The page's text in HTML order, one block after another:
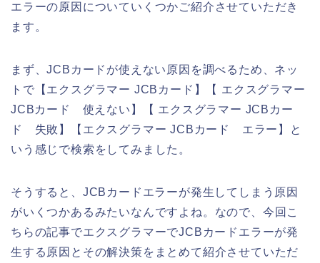
エラーの原因についていくつかご紹介させていただき
ます。
まず、JCBカードが使えない原因を調べるため、ネッ
トで【エクスグラマー JCBカード】【 エクスグラマー
JCBカード 使えない】【 エクスグラマー JCBカー
ド 失敗】【エクスグラマー JCBカード エラー】と
いう感じで検索をしてみました。
そうすると、JCBカードエラーが発生してしまう原因
がいくつかあるみたいなんですよね。なので、今回こ
ちらの記事でエクスグラマーでJCBカードエラーが発
生する原因とその解決策をまとめて紹介させていただ